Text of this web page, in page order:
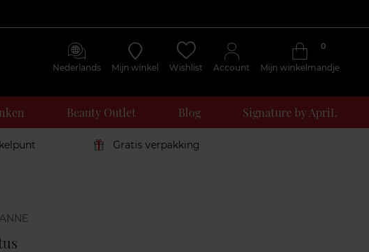
Nederlands Mijn winkel Wishlist Account Mijn winkelmandje
0
Beauty Outlet Blog Signature by ApriL
Gratis verpakking